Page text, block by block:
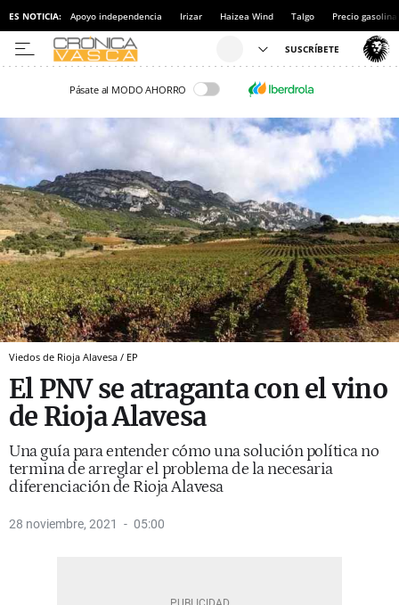
ES NOTICIA: Apoyo independencia Irizar Haizea Wind Talgo Precio gasolina
Pásate al MODO AHORRO
Viedos de Rioja Alavesa / EP
El PNV se atraganta con el vino
de Rioja Alavesa
Una guía para entender cómo una solución política no
termina de arreglar el problema de la necesaria
diferenciación de Rioja Alavesa
28 noviembre, 2021 05:00